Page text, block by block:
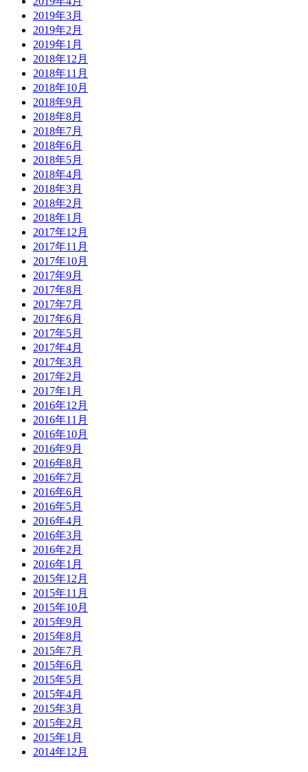
2019年3月
2019年2月
2019年1月
2018年12月
2018年11月
2018年10月
2018年9月
2018年8月
2018年7月
2018年6月
2018年5月
2018年4月
2018年3月
2018年2月
2018年1月
2017年12月
2017年11月
2017年10月
2017年9月
2017年8月
2017年7月
2017年6月
2017年5月
2017年4月
2017年3月
2017年2月
2017年1月
2016年12月
2016年11月
2016年10月
2016年9月
2016年8月
2016年7月
2016年6月
2016年5月
2016年4月
2016年3月
2016年2月
2016年1月
2015年12月
2015年11月
2015年10月
2015年9月
2015年8月
2015年7月
2015年6月
2015年5月
2015年4月
2015年3月
2015年2月
2015年1月
2014年12月